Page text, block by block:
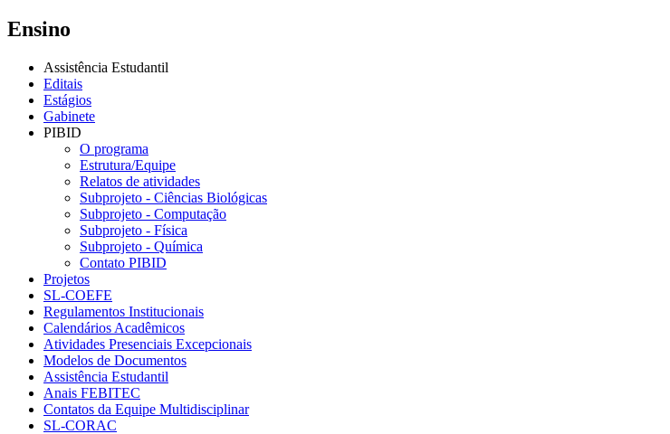
Ensino
Assistência Estudantil
Editais
Estágios
Gabinete
PIBID
O programa
Estrutura/Equipe
Relatos de atividades
Subprojeto - Ciências Biológicas
Subprojeto - Computação
Subprojeto - Física
Subprojeto - Química
Contato PIBID
Projetos
SL-COEFE
Regulamentos Institucionais
Calendários Acadêmicos
Atividades Presenciais Excepcionais
Modelos de Documentos
Assistência Estudantil
Anais FEBITEC
Contatos da Equipe Multidisciplinar
SL-CORAC